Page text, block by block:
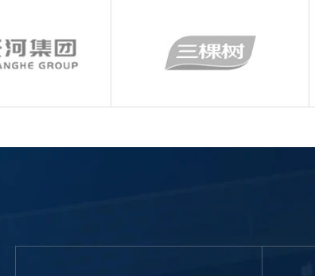
创意品牌型网站 标准
电商及系统平台开发 · 微